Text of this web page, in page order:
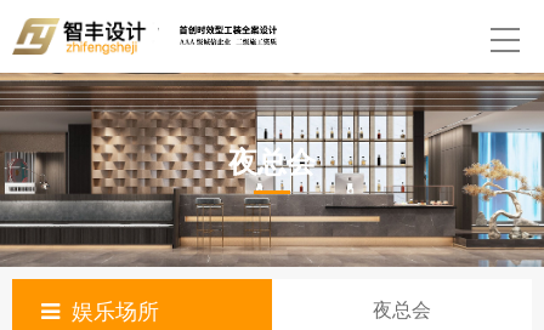
夜总会
娱乐场所 夜总会